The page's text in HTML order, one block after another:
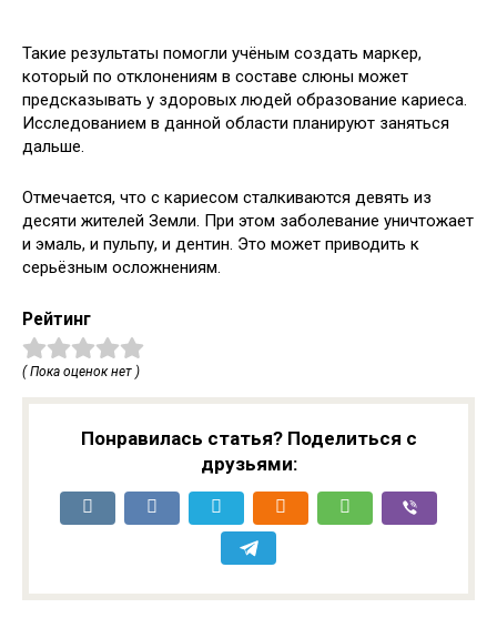
Такие результаты помогли учёным создать маркер,
который по отклонениям в составе слюны может
предсказывать у здоровых людей образование кариеса.
Исследованием в данной области планируют заняться
дальше.
Отмечается, что с кариесом сталкиваются девять из
десяти жителей Земли. При этом заболевание уничтожает
и эмаль, и пульпу, и дентин. Это может приводить к
серьёзным осложнениям.
Рейтинг
( Пока оценок нет )
Понравилась статья? Поделиться с
друзьями: